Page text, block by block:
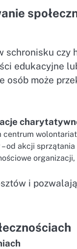
czy
edukacyjne
osób może
od akcji
i